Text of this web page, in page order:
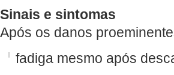
Sinais e sintomas
Após os danos
fadiga mesmo após